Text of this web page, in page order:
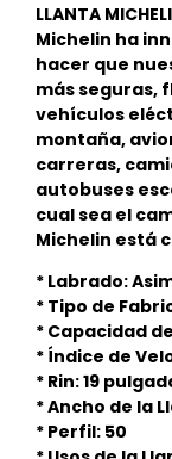
LLANTA
Michelin ha
hacer que
más seguras,
vehículos
montaña,
carreras,
autobuses
cual sea el
Michelin está
* Labrado:
* Tipo de
* Capacidad de
* Índice de
* Rin: 19
* Ancho de la
* Perfil: 50